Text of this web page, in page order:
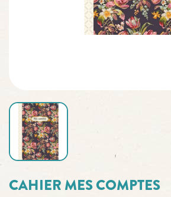
CAHIER MES COMPTES